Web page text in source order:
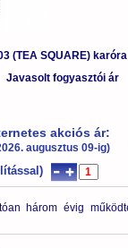
(TEA SQUARE) karóra
Javasolt fogyasztói ár
akciós ár:
augusztus 09-ig)
három évig